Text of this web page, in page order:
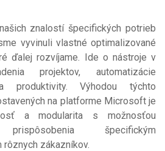
znalostí špecifických potrieb
vyvinuli vlastné optimalizované
ďalej rozvíjame. Ide o nástroje v
projektov, automatizácie
produktivity. Výhodou týchto
na platforme Microsoft je
a modularita s možnosťou
špecifickým
rôznych zákazníkov.